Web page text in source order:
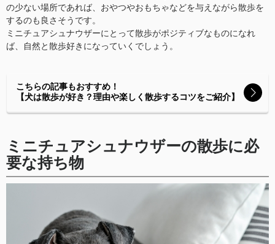
の少ない場所であれば、おやつやおもちゃなどを与えながら散歩を
するのも良さそうです。
ミニチュアシュナウザーにとって散歩がポジティブなものになれ
ば、自然と散歩好きになっていくでしょう。
こちらの記事もおすすめ！
【犬は散歩が好き？理由や楽しく散歩するコツをご紹介】
ミニチュアシュナウザーの散歩に必
要な持ち物